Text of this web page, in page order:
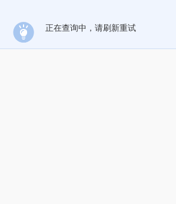
正在查询中，请刷新重试